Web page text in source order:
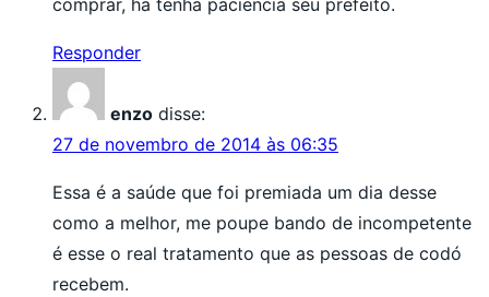
comprar, ha tenha paciencia seu prefeito.
Responder
enzo disse:
27 de novembro de 2014 às 06:35
Essa é a saúde que foi premiada um dia desse
como a melhor, me poupe bando de incompetente
é esse o real tratamento que as pessoas de codó
recebem.